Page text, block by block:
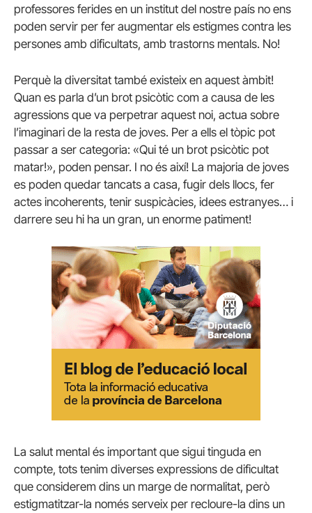
professores ferides en un institut del nostre país no ens
poden servir per fer augmentar els estigmes contra les
persones amb dificultats, amb trastorns mentals. No!
Perquè la diversitat també existeix en aquest àmbit!
Quan es parla d’un brot psicòtic com a causa de les
agressions que va perpetrar aquest noi, actua sobre
l’imaginari de la resta de joves. Per a ells el tòpic pot
passar a ser categoria: «Qui té un brot psicòtic pot
matar!», poden pensar. I no és així! La majoria de joves
es poden quedar tancats a casa, fugir dels llocs, fer
actes incoherents, tenir suspicàcies, idees estranyes… i
darrere seu hi ha un gran, un enorme patiment!
La salut mental és important que sigui tinguda en
compte, tots tenim diverses expressions de dificultat
que considerem dins un marge de normalitat, però
estigmatitzar-la només serveix per recloure-la dins un